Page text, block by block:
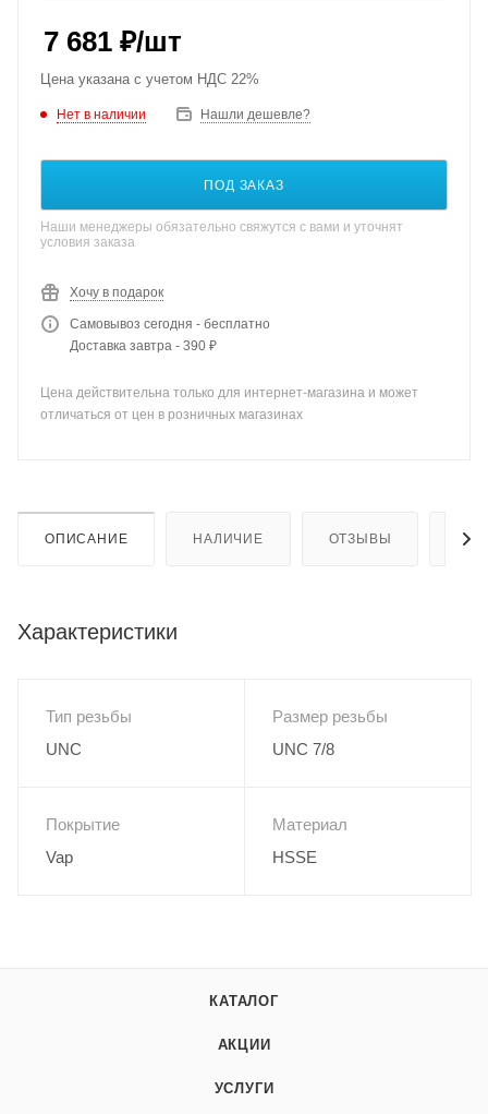
7 681 ₽/шт
Цена указана с учетом НДС 22%
Нет в наличии Нашли дешевле?
ПОД ЗАКАЗ
Наши менеджеры обязательно свяжутся с вами и уточнят
условия заказа
Хочу в подарок
Самовывоз сегодня - бесплатно
Доставка завтра - 390 ₽
Цена действительна только для интернет-магазина и может
отличаться от цен в розничных магазинах
ОПИСАНИЕ НАЛИЧИЕ ОТЗЫВЫ
Характеристики
Тип резьбы
UNC
Размер резьбы
UNC 7/8
Покрытие
Vap
Материал
HSSE
КАТАЛОГ
АКЦИИ
УСЛУГИ